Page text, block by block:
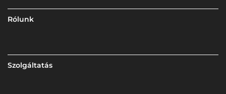
Rólunk
Szolgáltatás